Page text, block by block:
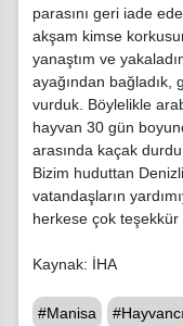
parasını geri iade
akşam kimse
yanaştım ve
ayağından bağladık,
vurduk. Böylelikle
hayvan 30 gün
arasında kaçak
Bizim huduttan
vatandaşların
herkese çok teşekkür
Kaynak: İHA
#Manisa